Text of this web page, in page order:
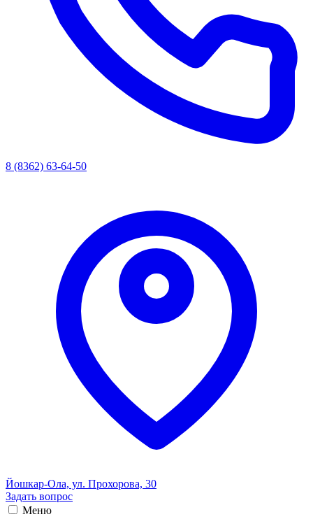
8 (8362) 63-64-50
Йошкар-Ола, ул. Прохорова, 30
Задать вопрос
Меню